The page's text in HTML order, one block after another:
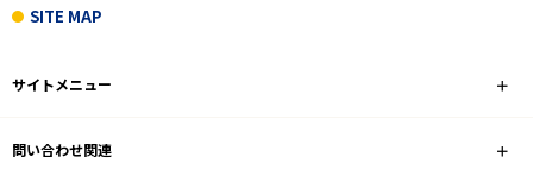
SITE MAP
サイトメニュー
問い合わせ関連